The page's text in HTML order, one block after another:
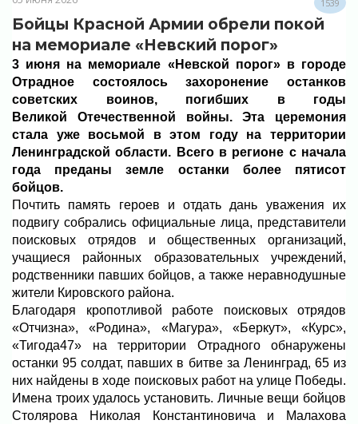
1539
Бойцы Красной Армии обрели покой
на мемориале «Невский порог»
3 июня на мемориале «Невской порог» в городе
Отрадное состоялось захоронение останков
советских воинов, погибших в годы
Великой Отечественной войны. Эта церемония
стала уже восьмой в этом году на территории
Ленинградской области. Всего в регионе с начала
года преданы земле останки более пятисот
бойцов.
Почтить память героев и отдать дань уважения их
подвигу собрались официальные лица, представители
поисковых отрядов и общественных организаций,
учащиеся районных образовательных учреждений,
родственники павших бойцов, а также неравнодушные
жители Кировского района.
Благодаря кропотливой работе поисковых отрядов
«Отчизна», «Родина», «Магура», «Беркут», «Курс»,
«Тигода47» на территории Отрадного обнаружены
останки 95 солдат, павших в битве за Ленинград, 65 из
них найдены в ходе поисковых работ на улице Победы.
Имена троих удалось установить. Личные вещи бойцов
Столярова Николая Константиновича и Малахова